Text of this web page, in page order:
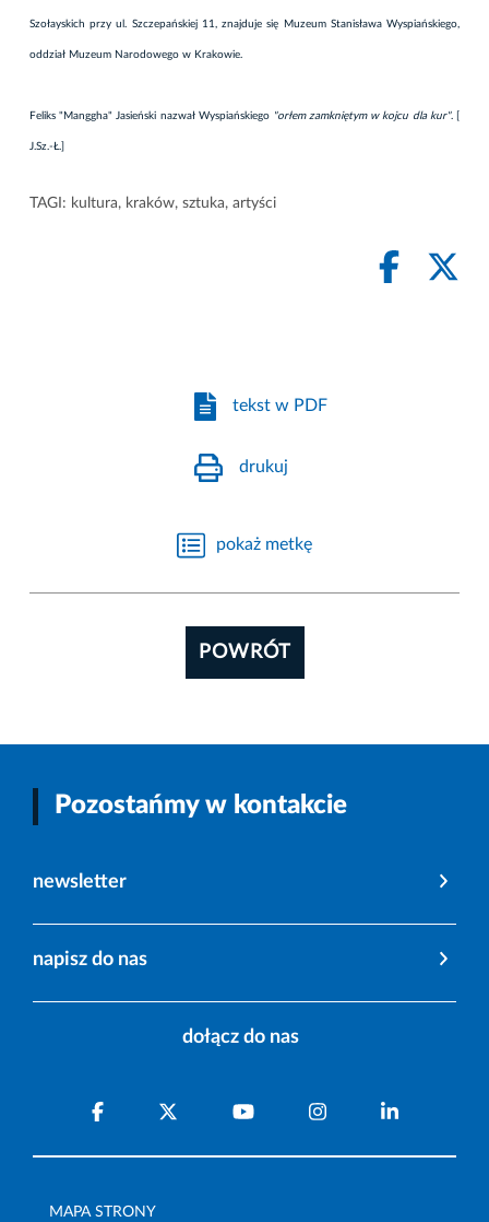
Szołayskich przy ul. Szczepańskiej 11, znajduje się Muzeum Stanisława Wyspiańskiego,
oddział Muzeum Narodowego w Krakowie.
Feliks "Manggha" Jasieński nazwał Wyspiańskiego "orłem zamkniętym w kojcu dla kur". [
J.Sz.-Ł.]
TAGI: kultura, kraków, sztuka, artyści
tekst w PDF
drukuj
pokaż metkę
POWRÓT
Pozostańmy w kontakcie
newsletter
napisz do nas
dołącz do nas
MAPA STRONY